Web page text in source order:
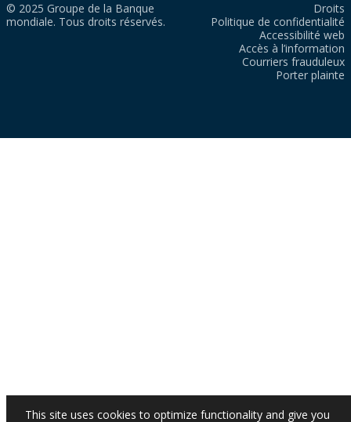
© 2025 Groupe de la Banque
mondiale. Tous droits réservés.
Droits
Politique de confidentialité
Accessibilité web
Accès à l’information
Courriers frauduleux
Porter plainte
This site uses cookies to optimize functionality and give you